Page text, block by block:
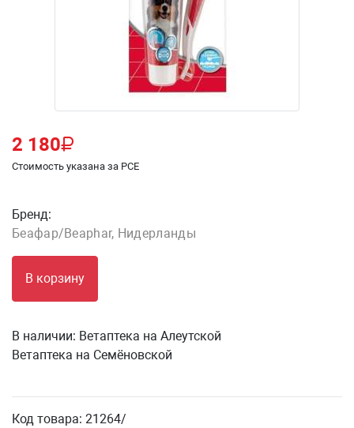
2 180
Стоимость указана за PCE
Бренд:
Беафар/Beaphar, Нидерланды
В корзину
В наличии: Ветаптека на Алеутской
Ветаптека на Семёновской
Код товара: 21264/